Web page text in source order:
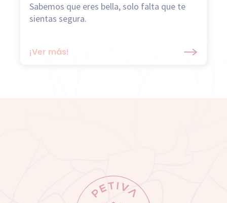
Sabemos que eres bella, solo falta que te
sientas segura.
¡Ver más!